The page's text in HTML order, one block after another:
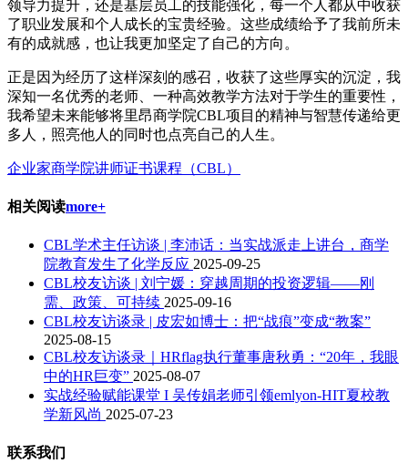
领导力提升，还是基层员工的技能强化，每一个人都从中收获
了职业发展和个人成长的宝贵经验。这些成绩给予了我前所未
有的成就感，也让我更加坚定了自己的方向。
正是因为经历了这样深刻的感召，收获了这些厚实的沉淀，我
深知一名优秀的老师、一种高效教学方法对于学生的重要性，
我希望未来能够将里昂商学院CBL项目的精神与智慧传递给更
多人，照亮他人的同时也点亮自己的人生。
企业家商学院讲师证书课程（CBL）
相关阅读more+
CBL学术主任访谈 | 李沛话：当实战派走上讲台，商学
院教育发生了化学反应 2025-09-25
CBL校友访谈 | 刘宁媛：穿越周期的投资逻辑——刚
需、政策、可持续 2025-09-16
CBL校友访谈录 | 皮宏如博士：把“战痕”变成“教案”
2025-08-15
CBL校友访谈录｜HRflag执行董事唐秋勇：“20年，我眼
中的HR巨变” 2025-08-07
实战经验赋能课堂 I 吴传娟老师引领emlyon-HIT夏校教
学新风尚 2025-07-23
联系我们